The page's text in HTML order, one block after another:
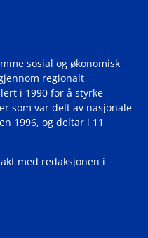
sosial og økonomisk
regionalt
i 1990 for å styrke
som var delt av nasjonale
1996, og deltar i 11
med redaksjonen i